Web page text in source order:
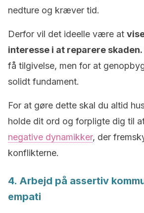
nedture og kræver tid.
Derfor vil det ideelle være at
interesse i at reparere skaden.
få tilgivelse, men for at
solidt fundament.
For at gøre dette skal du altid
holde dit ord og forpligte dig til
negative dynamikker, der
konflikterne.
4. Arbejd på assertiv
empati